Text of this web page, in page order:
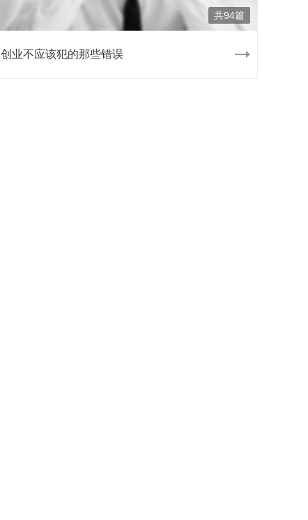
共94篇
创业不应该犯的那些错误